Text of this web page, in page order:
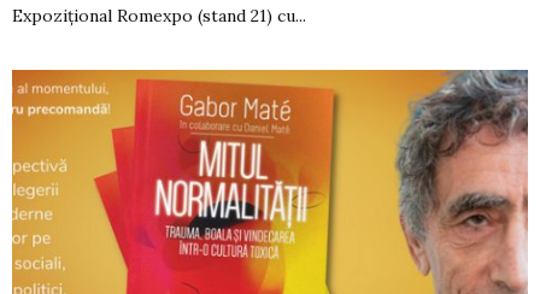
Expoziţional Romexpo (stand 21) cu...